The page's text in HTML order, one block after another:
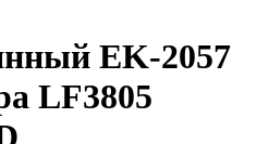
EK-2057
LF3805